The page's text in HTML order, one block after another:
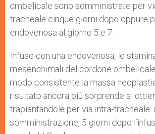
ombelicale sono somministrate per
tracheale cinque giorni dopo oppure
endovenosa al giorno 5 e 7.
Infuse con una endovenosa, le
mesenchimali del cordone
modo consistente la massa
risultato ancora più sorprende si
trapiantandole per via intra-tracheale:
somministrazione, 5 giorni dopo